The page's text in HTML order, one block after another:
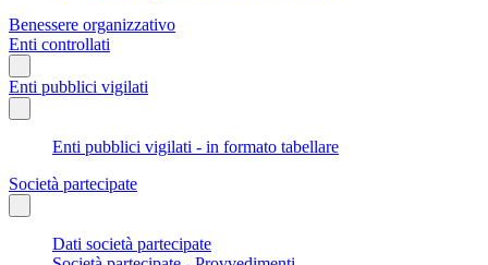
Benessere organizzativo
Enti controllati
Enti pubblici vigilati
Enti pubblici vigilati - in formato tabellare
Società partecipate
Dati società partecipate